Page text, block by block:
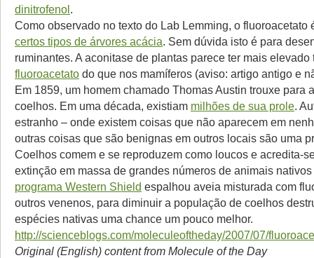
dinitrofenol.
Como observado no texto do Lab Lemming, o fluoroacetato
certos tipos de árvores acácia. Sem dúvida isto é para
ruminantes. A aconitase de plantas parece ter mais
fluoroacetato do que nos mamíferos (aviso: artigo antigo e
Em 1859, um homem chamado Thomas Austin trouxe para
coelhos. Em uma década, existiam milhões de sua prole.
estranho – onde existem coisas que não aparecem em
outras coisas que são benignas em outros locais são uma
Coelhos comem e se reproduzem como loucos e acredita-
extinção em massa de grandes números de animais
programa Western Shield espalhou aveia misturada com
outros venenos, para diminuir a população de coelhos
espécies nativas uma chance um pouco melhor.
http://scienceblogs.com/moleculeoftheday/2007/07/
Original (English) content from Molecule of the Day